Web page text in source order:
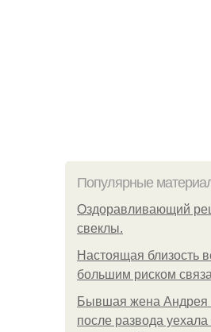
Популярные
Оздоравливающий
свеклы.
Hacтоящая близость
большим риском
Бывшая жена Андрея
после развода уехала